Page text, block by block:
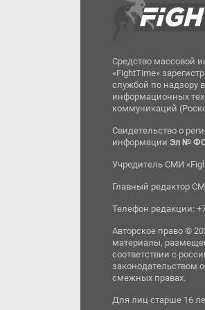
Средство массовой
«FightTime»
службой по надзору
информационных
коммуникаций
Свидетельство о
информацииЭл №
Учредитель СМИ
Главный редактор
Телефон редакции:
Авторское право ©
материалы,
соответствии с
законодательством
смежных правах.
Для лиц старше 16